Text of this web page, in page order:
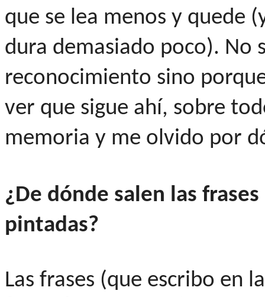
que se lea menos y quede
dura demasiado poco). No
reconocimiento sino
ver que sigue ahí, sobre
memoria y me olvido por
¿De dónde salen las
pintadas?
Las frases (que escribo en